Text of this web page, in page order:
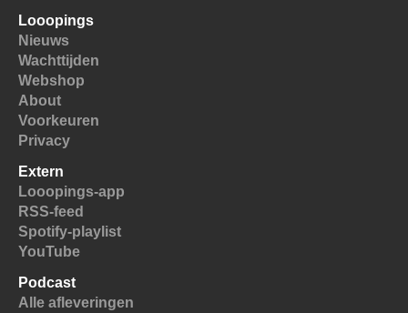
Looopings
Nieuws
Wachttijden
Webshop
About
Voorkeuren
Privacy
Extern
Looopings-app
RSS-feed
Spotify-playlist
YouTube
Podcast
Alle afleveringen